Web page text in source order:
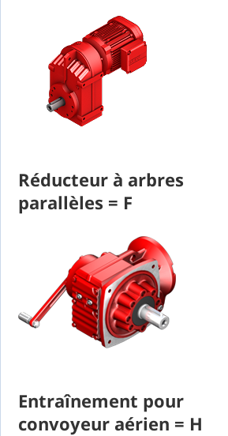
Réducteur à arbres
parallèles = F
Entraînement pour
convoyeur aérien = H